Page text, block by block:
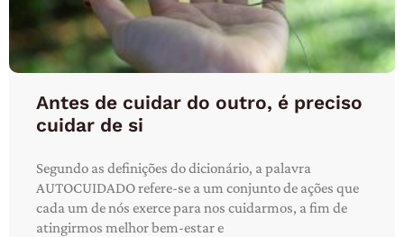
Antes de cuidar do outro, é preciso
cuidar de si
Segundo as definições do dicionário, a palavra
AUTOCUIDADO refere-se a um conjunto de ações que
cada um de nós exerce para nos cuidarmos, a fim de
atingirmos melhor bem-estar e